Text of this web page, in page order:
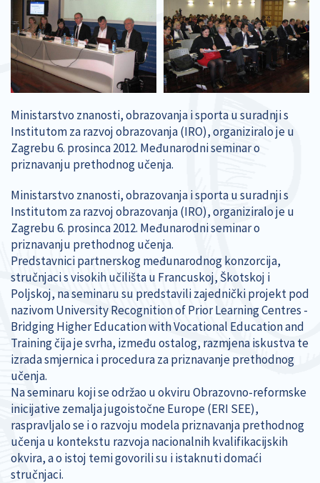
Ministarstvo znanosti, obrazovanja i sporta u suradnji s
Institutom za razvoj obrazovanja (IRO), organiziralo je u
Zagrebu 6. prosinca 2012. Međunarodni seminar o
priznavanju prethodnog učenja.
Ministarstvo znanosti, obrazovanja i sporta u suradnji s
Institutom za razvoj obrazovanja (IRO), organiziralo je u
Zagrebu 6. prosinca 2012. Međunarodni seminar o
priznavanju prethodnog učenja.
Predstavnici partnerskog međunarodnog konzorcija,
stručnjaci s visokih učilišta u Francuskoj, Škotskoj i
Poljskoj, na seminaru su predstavili zajednički projekt pod
nazivom University Recognition of Prior Learning Centres -
Bridging Higher Education with Vocational Education and
Training čija je svrha, između ostalog, razmjena iskustva te
izrada smjernica i procedura za priznavanje prethodnog
učenja.
Na seminaru koji se održao u okviru Obrazovno-reformske
inicijative zemalja jugoistočne Europe (ERI SEE),
raspravljalo se i o razvoju modela priznavanja prethodnog
učenja u kontekstu razvoja nacionalnih kvalifikacijskih
okvira, a o istoj temi govorili su i istaknuti domaći
stručnjaci.